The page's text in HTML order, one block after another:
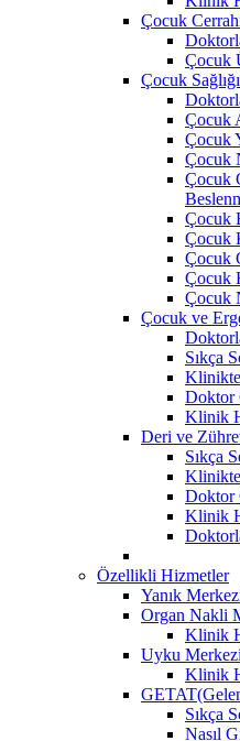
Çocuk
Çocuk
Çocuk
Çocuk
Çocuk
Çocuk
Çocuk
Çocuk
Çocuk
Çocuk
Çocuk
Çocuk
Çocuk ve
Sıkça
Doktor
Klinik
Deri ve
Sıkça
Doktor
Klinik
Özellikli Hizmetler
Yanık
Organ Nakli
Klinik
Uyku Merkezi
Klinik
Sıkça
Nasıl